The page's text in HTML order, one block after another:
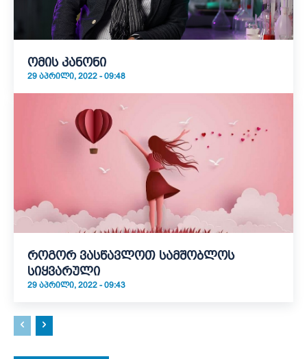
ომის კანონი
29 ᲐᲞᲠᲘᲚᲘ, 2022 - 09:48
როგორ ვასწავლოთ სამშობლოს
სიყვარული
29 ᲐᲞᲠᲘᲚᲘ, 2022 - 09:43